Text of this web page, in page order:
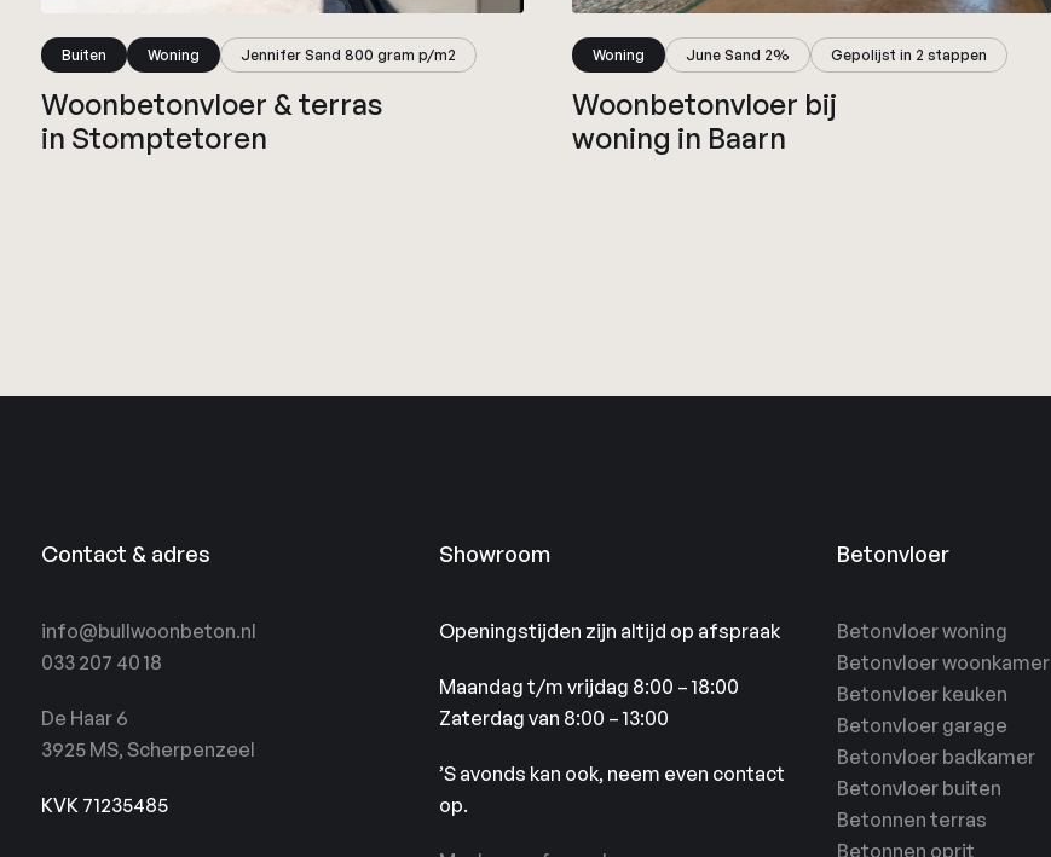
Buiten Woning Jennifer Sand 800 gram p/m2
Woonbetonvloer & terras
in Stomptetoren
Woning June Sand 2% Gepolijst in 2 stappen
Woonbetonvloer bij
woning in Baarn
Contact & adres
info@bullwoonbeton.nl
033 207 40 18
De Haar 6
3925 MS, Scherpenzeel
KVK 71235485
Showroom
Openingstijden zijn altijd op afspraak
Maandag t/m vrijdag 8:00 – 18:00
Zaterdag van 8:00 – 13:00
’S avonds kan ook, neem even contact
op.
Betonvloer
Betonvloer woning
Betonvloer woonkamer
Betonvloer keuken
Betonvloer garage
Betonvloer badkamer
Betonvloer buiten
Betonnen terras
Betonnen oprit